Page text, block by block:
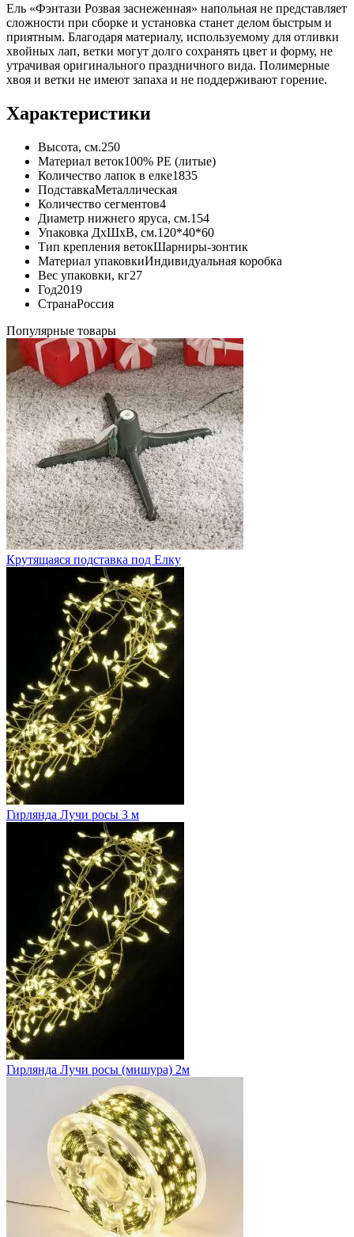
Ель «Фэнтази Розвая заснеженная» напольная не представляет
сложности при сборке и установка станет делом быстрым и
приятным. Благодаря материалу, используемому для отливки
хвойных лап, ветки могут долго сохранять цвет и форму, не
утрачивая оригинального праздничного вида. Полимерные
хвоя и ветки не имеют запаха и не поддерживают горение.
Характеристики
Высота, см.250
Материал веток100% PE (литые)
Количество лапок в елке1835
ПодставкаМеталлическая
Количество сегментов4
Диаметр нижнего яруса, см.154
Упаковка ДхШхВ, см.120*40*60
Тип крепления ветокШарниры-зонтик
Материал упаковкиИндивидуальная коробка
Вес упаковки, кг27
Год2019
СтранаРоссия
Популярные товары
Крутящаяся подставка под Елку
Гирлянда Лучи росы 3 м
Гирлянда Лучи росы (мишура) 2м